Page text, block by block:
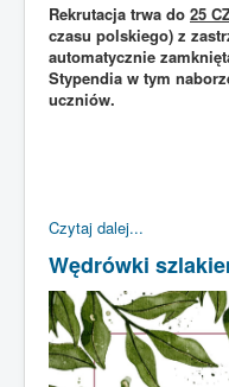
Rekrutacja trwa do 25
czasu polskiego) z
automatycznie
Stypendia w tym
uczniów.
Czytaj dalej...
Wędrówki